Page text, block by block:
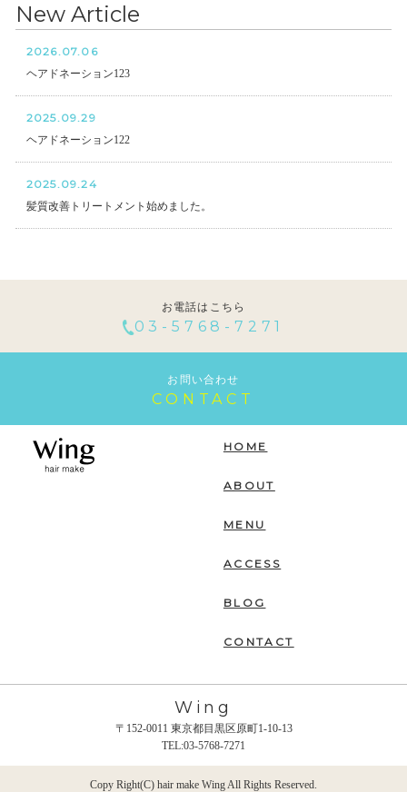
New Article
2026.07.06
ヘアドネーション123
2025.09.29
ヘアドネーション122
2025.09.24
髪質改善トリートメント始めました。
お電話はこちら
03-5768-7271
お問い合わせ
CONTACT
HOME
ABOUT
MENU
ACCESS
BLOG
CONTACT
Wing
〒152-0011 東京都目黒区原町1-10-13
TEL:03-5768-7271
Copy Right(C) hair make Wing All Rights Reserved.